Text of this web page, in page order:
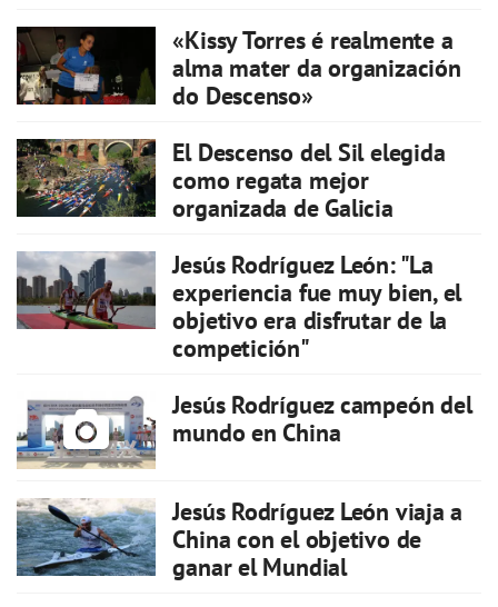
«Kissy Torres é realmente a
alma mater da organización
do Descenso»
El Descenso del Sil elegida
como regata mejor
organizada de Galicia
Jesús Rodríguez León: "La
experiencia fue muy bien, el
objetivo era disfrutar de la
competición"
Jesús Rodríguez campeón del
mundo en China
Jesús Rodríguez León viaja a
China con el objetivo de
ganar el Mundial